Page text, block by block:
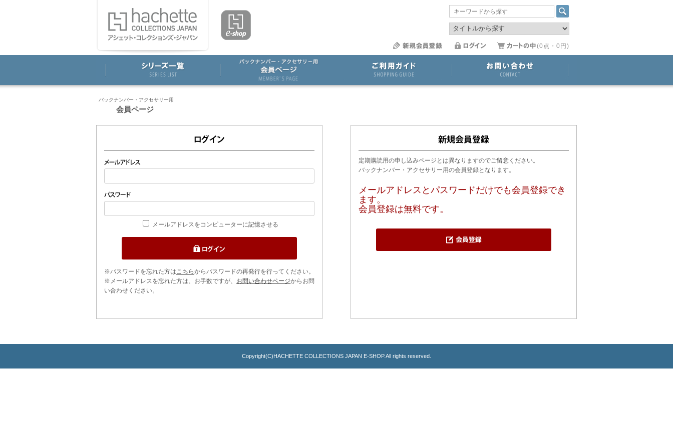
(0点・0円)
バックナンバー・アクセサリー用
会員ページ
メールアドレスをコンピューターに記憶させる
※パスワードを忘れた方はこちらからパスワードの再発行を行ってください。
※メールアドレスを忘れた方は、お手数ですが、 お問い合わせページからお問
い合わせください。
定期購読用の申し込みページとは異なりますのでご留意ください。
バックナンバー・アクセサリー用の会員登録となります。
メールアドレスとパスワードだけでも会員登録でき
ます。
会員登録は無料です。
Copyright(C)HACHETTE COLLECTIONS JAPAN E-SHOP.All rights reserved.